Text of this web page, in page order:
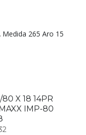
Medida 265 Aro 15
80 X 18 14PR
IMP-80